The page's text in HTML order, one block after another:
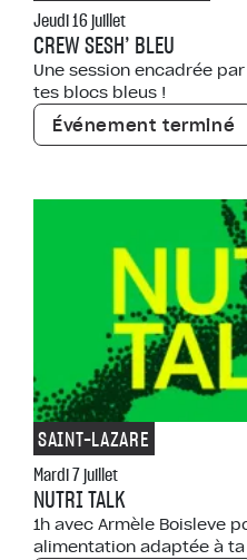
Jeudi 16 juillet
CREW SESH’ BLEU
Une session encadrée
tes blocs bleus !
Événement terminé
SAINT-LAZARE
Mardi 7 juillet
NUTRI TALK
1h avec Armèle Boisleve
alimentation adaptée à